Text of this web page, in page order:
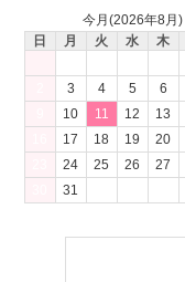
今月(2026年8月)
日
月 火 水 木
3 4 5 6
10 11 12 13
17 18 19 20
24 25 26 27
31